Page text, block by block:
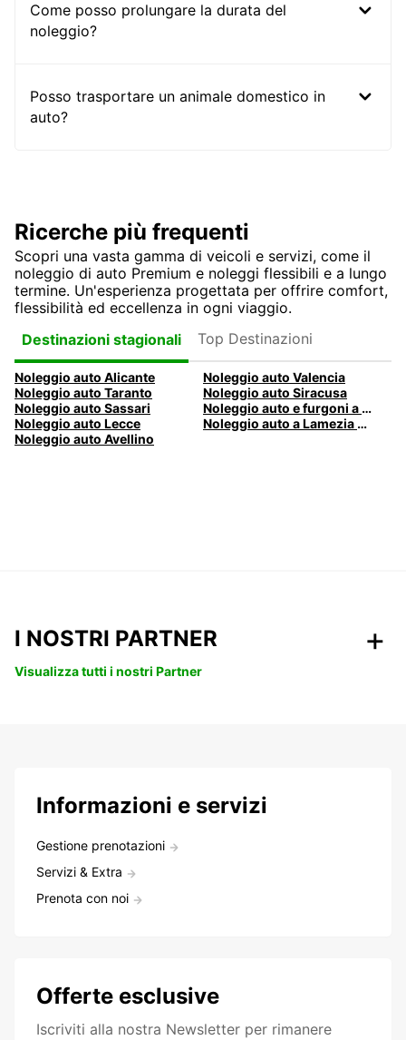
Come posso prolungare la durata del
noleggio?
Posso trasportare un animale domestico in
auto?
Ricerche più frequenti
Scopri una vasta gamma di veicoli e servizi, come il
noleggio di auto Premium e noleggi flessibili e a lungo
termine. Un'esperienza progettata per offrire comfort,
flessibilità ed eccellenza in ogni viaggio.
Destinazioni stagionali
Top Destinazioni
Noleggio auto Alicante
Noleggio auto Valencia
Noleggio auto Taranto
Noleggio auto Siracusa
Noleggio auto Sassari
Noleggio auto e furgoni a Pescara
Noleggio auto Lecce
Noleggio auto a Lamezia Terme, Italia
Noleggio auto Avellino
I NOSTRI PARTNER
Visualizza tutti i nostri Partner
Informazioni e servizi
Gestione prenotazioni
Servizi & Extra
Prenota con noi
Offerte esclusive
Iscriviti alla nostra Newsletter per rimanere